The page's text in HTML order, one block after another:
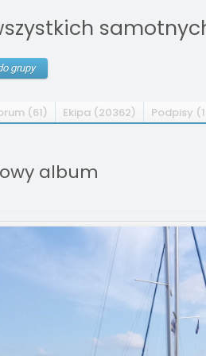
grupy
(61) Ekipa (20362) Podpisy
album